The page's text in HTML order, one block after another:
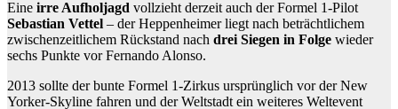
Eine irre Aufholjagd vollzieht derzeit auch der Formel 1-Pilot
Sebastian Vettel – der Heppenheimer liegt nach beträchtlichem
zwischenzeitlichem Rückstand nach drei Siegen in Folge wieder
sechs Punkte vor Fernando Alonso.
2013 sollte der bunte Formel 1-Zirkus ursprünglich vor der New
Yorker-Skyline fahren und der Weltstadt ein weiteres Weltevent